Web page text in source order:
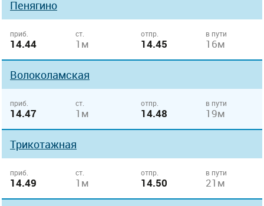
Пенягино
приб.
14.44
ст.
1м
отпр.
14.45
в пути
16м
Волоколамская
приб.
14.47
ст.
1м
отпр.
14.48
в пути
19м
Трикотажная
приб.
14.49
ст.
1м
отпр.
14.50
в пути
21м